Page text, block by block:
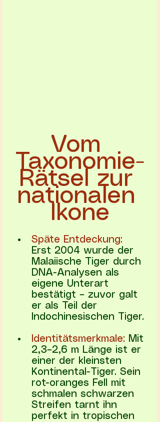
Vom
Taxonomie-
Rätsel zur
nationalen
Ikone
Späte Entdeckung:
Erst 2004 wurde der
Malaiische Tiger durch
DNA-Analysen als
eigene Unterart
bestätigt – zuvor galt
er als Teil der
Indochinesischen Tiger.
Identitätsmerkmale: Mit
2,3–2,6 m Länge ist er
einer der kleinsten
Kontinental-Tiger. Sein
rot-oranges Fell mit
schmalen schwarzen
Streifen tarnt ihn
perfekt in tropischen